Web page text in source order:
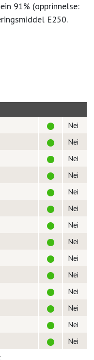
91% (opprinnelse:
E250.
Nei
Nei
Nei
Nei
Nei
Nei
Nei
Nei
Nei
Nei
Nei
Nei
Nei
Nei